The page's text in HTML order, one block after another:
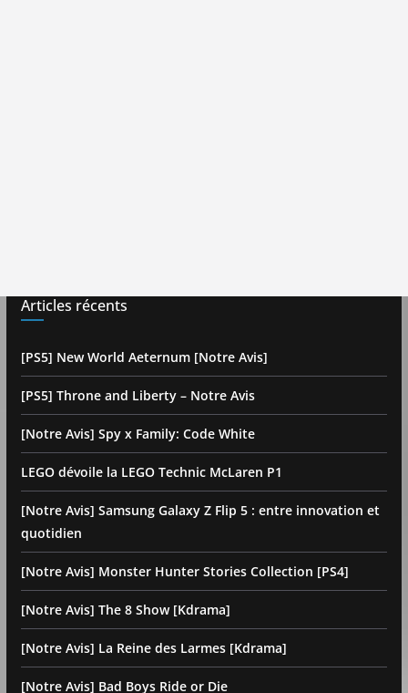
Articles récents
[PS5] New World Aeternum [Notre Avis]
[PS5] Throne and Liberty – Notre Avis
[Notre Avis] Spy x Family: Code White
LEGO dévoile la LEGO Technic McLaren P1
[Notre Avis] Samsung Galaxy Z Flip 5 : entre innovation et
quotidien
[Notre Avis] Monster Hunter Stories Collection [PS4]
[Notre Avis] The 8 Show [Kdrama]
[Notre Avis] La Reine des Larmes [Kdrama]
[Notre Avis] Bad Boys Ride or Die